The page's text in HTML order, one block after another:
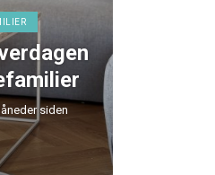
siden